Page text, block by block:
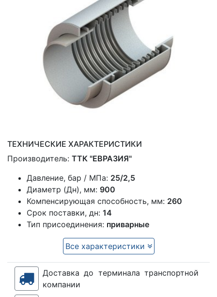
ТЕХНИЧЕСКИЕ ХАРАКТЕРИСТИКИ
Производитель: ТТК "ЕВРАЗИЯ"
Давление, бар / МПа: 25/2,5
Диаметр (Дн), мм: 900
Компенсирующая способность, мм: 260
Срок поставки, дн: 14
Тип присоединения: приварные
Все характеристики
Доставка до терминала транспортной
компании